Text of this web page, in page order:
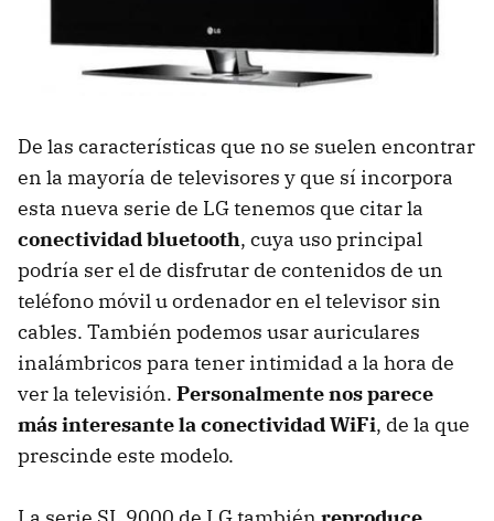
De las características que no se suelen encontrar
en la mayoría de televisores y que sí incorpora
esta nueva serie de LG tenemos que citar la
conectividad bluetooth, cuya uso principal
podría ser el de disfrutar de contenidos de un
teléfono móvil u ordenador en el televisor sin
cables. También podemos usar auriculares
inalámbricos para tener intimidad a la hora de
ver la televisión. Personalmente nos parece
más interesante la conectividad WiFi, de la que
prescinde este modelo.